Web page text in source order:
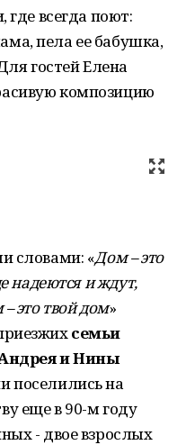
где всегда поют:
пела ее бабушка,
гостей Елена
композицию
словами: «Дом – это
надеются и ждут,
это твой дом»
семьи
и Нины
поселились на
еще в 90-м году
- двое взрослых